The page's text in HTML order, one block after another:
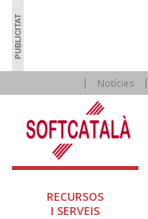
Notícies
RECURSOS
I SERVEIS